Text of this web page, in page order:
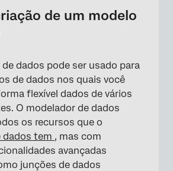
conjunto de dados com o
disponíveis nos modelos de
periódicas de
dados
você pode adicionar
de um modelo
dados pode ser usado para
de dados nos quais você
flexível dados de vários
O modelador de dados
os recursos que o
dados tem , mas com
avançadas
junções de dados